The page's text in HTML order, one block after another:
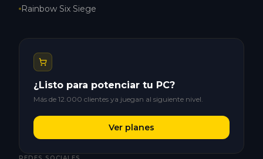
Rainbow Six Siege
¿Listo para potenciar tu PC?
Más de 12.000 clientes ya juegan al siguiente nivel.
Ver planes